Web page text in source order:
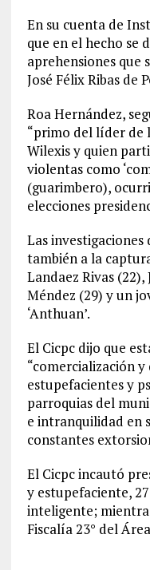
En su cuenta de
que en el hecho se
aprehensiones que
José Félix Ribas de
Roa Hernández,
“primo del líder de
Wilexis y quien
violentas como
(guarimbero),
elecciones
Las
también a la
Landaez Rivas
Méndez (29) y un
‘Anthuan’.
El Cicpc dijo que
“comercialización
estupefacientes y
parroquias del
e intranquilidad en
constantes
El Cicpc incautó
y estupefaciente,
inteligente;
Fiscalía 23° del